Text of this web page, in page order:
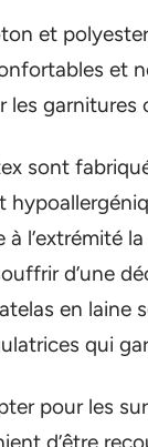
et
et
les garnitures
sont
l’extrémité
d’une
en
qui
pour les